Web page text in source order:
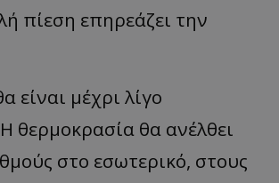
πίεση επηρεάζει την
είναι μέχρι λίγο
θερμοκρασία θα ανέλθει
στο εσωτερικό, στους